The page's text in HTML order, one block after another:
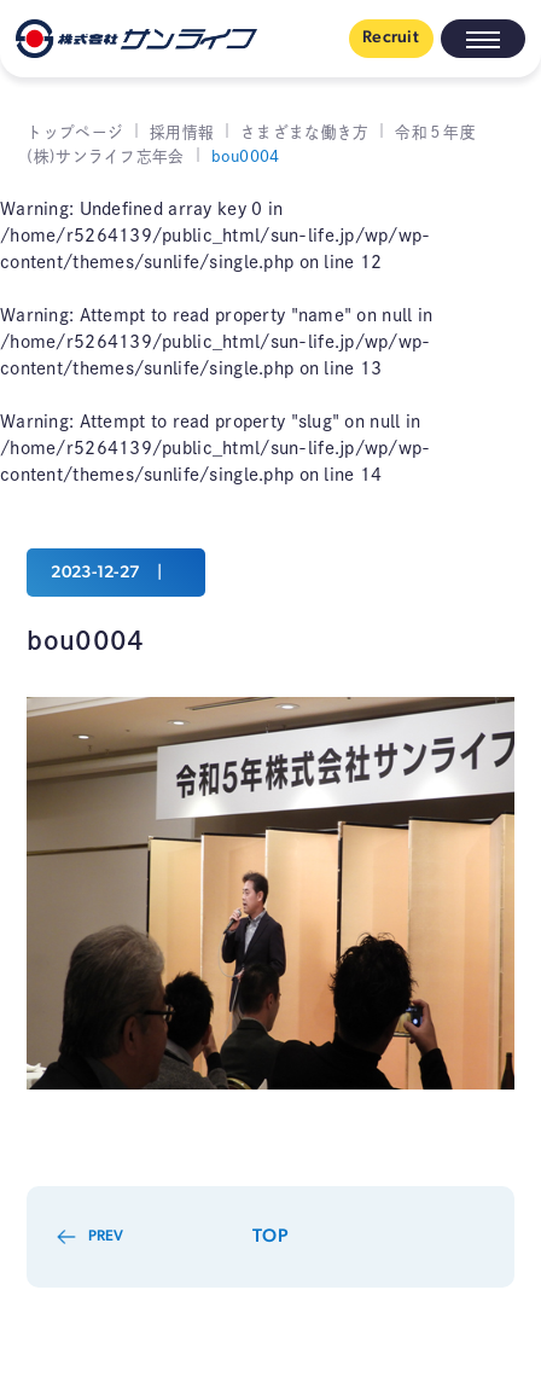
Recruit
トップページ 採用情報 さまざまな働き方
令和５年度
(株)サンライフ忘年会
bou0004
Warning: Undefined array key 0 in
/home/r5264139/public_html/sun-life.jp/wp/wp-
content/themes/sunlife/single.php on line 12
Warning: Attempt to read property "name" on null in
/home/r5264139/public_html/sun-life.jp/wp/wp-
content/themes/sunlife/single.php on line 13
Warning: Attempt to read property "slug" on null in
/home/r5264139/public_html/sun-life.jp/wp/wp-
content/themes/sunlife/single.php on line 14
2023-12-27
bou0004
PREV TOP